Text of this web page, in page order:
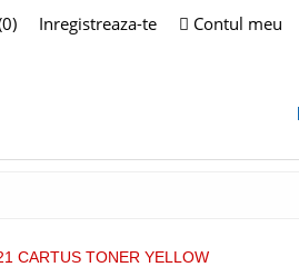
Contul meu
Inregistreaza-te
CARTUS TONER YELLOW